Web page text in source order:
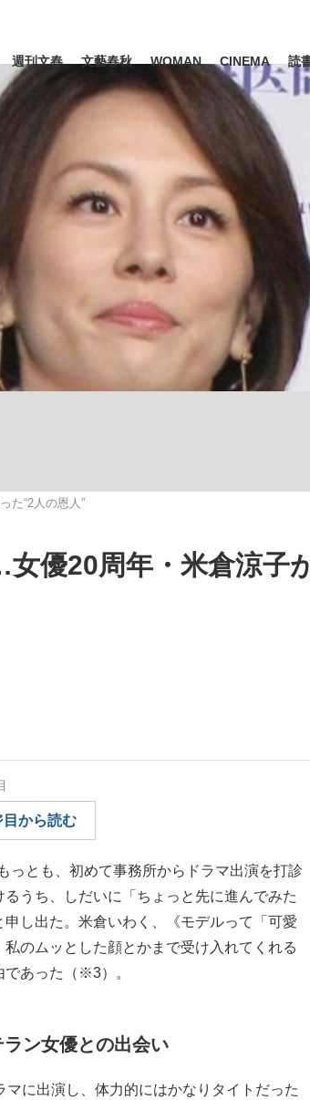
ライフ ビジネス
に... 「最悪の空気のまま解散」
聞... 「クマが悪者扱いされているの
監督...
もっと見る
私のあのとき、
キングの誕生を
週刊文春 文藝春秋 WOMAN CINEMA 読
キーワード入力
#後藤真希 #森岡毅 #城彰二 #内田有紀
#
た“2人の恩人”
優20周年・米倉涼子
目から読む
とも、初めて事務所からドラマ出演を打診
うち、しだいに「ちょっと先に進んでみた
し出た。米倉いわく、《モデルって「可愛
のムッとした顔とかまで受け入れてくれる
あった（※3）。
ラン女優との出会い
マに出演し、体力的にはかなりタイトだった